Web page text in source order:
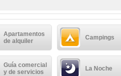
Apartamentos
de alquiler
Campings
Guía comercial
y de servicios
La Noche